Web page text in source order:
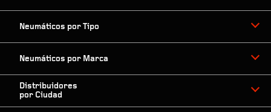
Neumáticos por Tipo
Neumáticos por Marca
Distribuidores
por Ciudad